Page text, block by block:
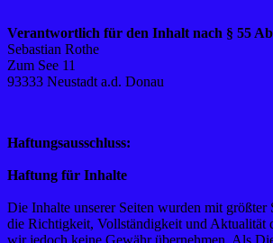
Verantwortlich für den Inhalt nach § 55
Sebastian Rothe
Zum See 11
93333 Neustadt a.d. Donau
Haftungsausschluss:
Haftung für Inhalte
Die Inhalte unserer Seiten wurden mit größter
die Richtigkeit, Vollständigkeit und Aktualität
wir jedoch keine Gewähr übernehmen. Als